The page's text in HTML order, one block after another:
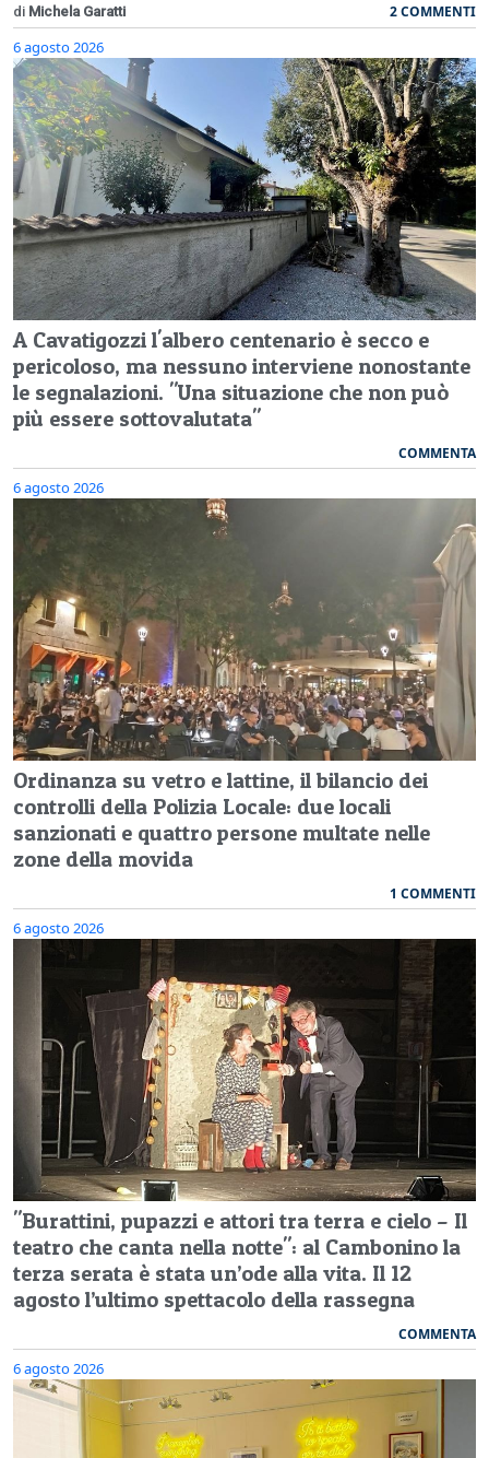
di Michela Garatti 2 COMMENTI
6 agosto 2026
A Cavatigozzi l'albero centenario è secco e
pericoloso, ma nessuno interviene nonostante
le segnalazioni. "Una situazione che non può
più essere sottovalutata"
COMMENTA
6 agosto 2026
Ordinanza su vetro e lattine, il bilancio dei
controlli della Polizia Locale: due locali
sanzionati e quattro persone multate nelle
zone della movida
1 COMMENTI
6 agosto 2026
"Burattini, pupazzi e attori tra terra e cielo – Il
teatro che canta nella notte": al Cambonino la
terza serata è stata un’ode alla vita. Il 12
agosto l’ultimo spettacolo della rassegna
COMMENTA
6 agosto 2026